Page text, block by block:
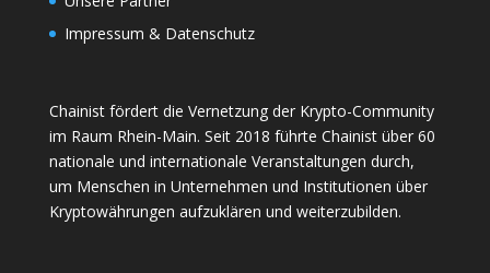
Impressum & Datenschutz
Chainist fördert die Vernetzung der Krypto-Community
im Raum Rhein-Main. Seit 2018 führte Chainist über 60
nationale und internationale Veranstaltungen durch,
um Menschen in Unternehmen und Institutionen über
Kryptowährungen aufzuklären und weiterzubilden.